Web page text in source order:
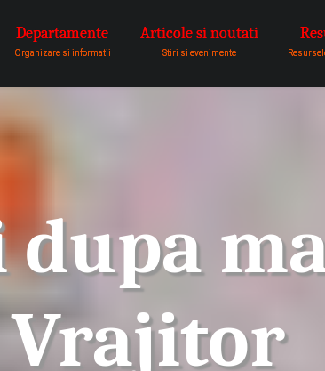
a fi vocea lui
Departamente
Organizare si informatii
Articole si noutati
Stiri si evenimente
Vrajitor